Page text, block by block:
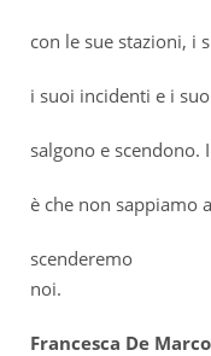
con le sue stazioni, i
i suoi incidenti e i
salgono e
è che non sappiamo
scenderemo
Francesca De Marco